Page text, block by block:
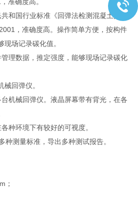
和国行业标准《回弹法检测混凝土抗压
，准确度高。操作简单方便，按构件
场记录碳化值。
理数据，推定强度，能够现场记录碳化
回弹仪。
机械回弹仪。液晶屏幕带有背光，在各
种环境下有较好的可视度。
种测量标准，导出多种测试报告。
；